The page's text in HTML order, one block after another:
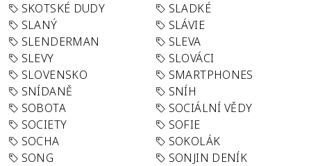
SKOTSKÉ DUDY
SLADKÉ
SLANÝ
SLÁVIE
SLENDERMAN
SLEVA
SLEVY
SLOVÁCI
SLOVENSKO
SMARTPHONES
SNÍDANĚ
SNÍH
SOBOTA
SOCIÁLNÍ VĚDY
SOCIETY
SOFIE
SOCHA
SOKOLÁK
SONG
SONJIN DENÍK